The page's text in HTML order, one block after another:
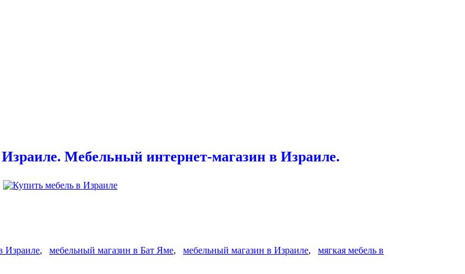
Мебельный интернет-магазин в Израиле.
Израиле, мебельный магазин в Бат Яме, мебельный магазин в Израиле, мягкая мебель в